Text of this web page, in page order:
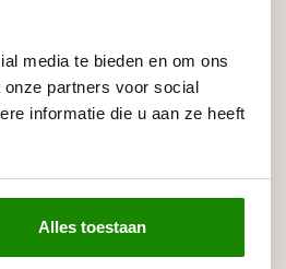
media te bieden en om ons
partners voor social
informatie die u aan ze heeft
Alles toestaan